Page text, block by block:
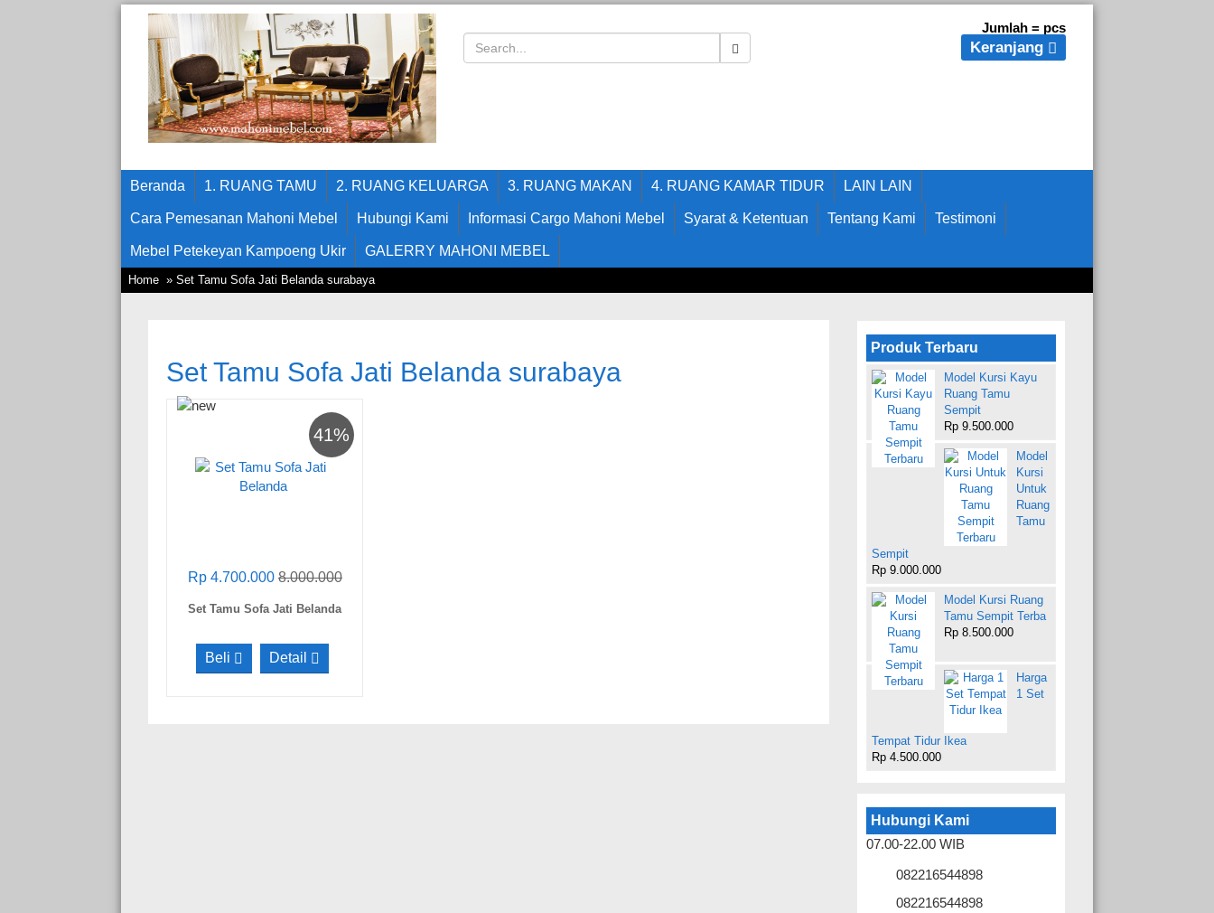
Jumlah = pcs
Keranjang
Beranda 1. RUANG TAMU 2. RUANG KELUARGA 3. RUANG MAKAN 4. RUANG KAMAR TIDUR LAIN LAIN
Cara Pemesanan Mahoni Mebel Hubungi Kami Informasi Cargo Mahoni Mebel Syarat & Ketentuan Tentang Kami Testimoni
Mebel Petekeyan Kampoeng Ukir GALERRY MAHONI MEBEL
Home » Set Tamu Sofa Jati Belanda surabaya
Set Tamu Sofa Jati Belanda surabaya
41%
Rp 4.700.000 8.000.000
Set Tamu Sofa Jati Belanda
Beli Detail
Produk Terbaru
Model Kursi Kayu
Ruang Tamu
Sempit
Rp 9.500.000
Model
Kursi
Untuk
Ruang
Tamu
Sempit
Rp 9.000.000
Model Kursi Ruang
Tamu Sempit Terba
Rp 8.500.000
Harga
1 Set
Tempat Tidur Ikea
Rp 4.500.000
Hubungi Kami
07.00-22.00 WIB
082216544898
082216544898